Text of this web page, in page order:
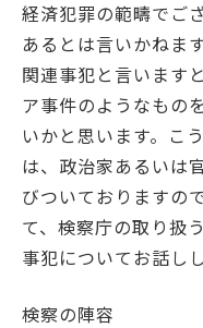
経済犯罪の範疇でご
あるとは言いかねま
関連事犯と言います
ア事件のようなもの
いかと思います。こ
は、政治家あるいは
びついておりますの
て、検察庁の取り扱
事犯についてお話し
検察の陣容